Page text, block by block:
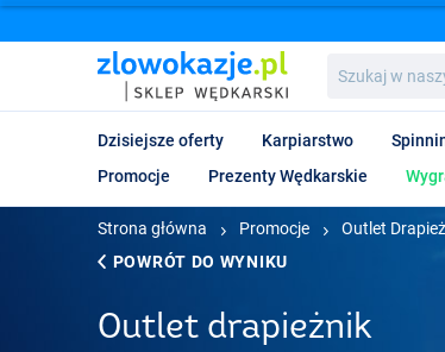
w
naszym
wędkarskim...
Dzisiejsze oferty Karpiarstwo
Promocje
Prezenty Wędkarskie
Strona główna Promocje
Outlet
POWRÓT DO WYNIKU
Outlet drapieżnik